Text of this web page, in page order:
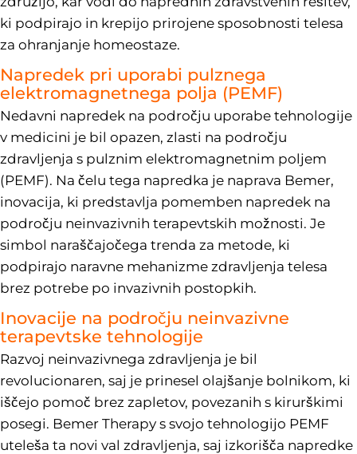
ki podpirajo in krepijo prirojene sposobnosti telesa
za ohranjanje homeostaze.
Napredek pri uporabi pulznega
elektromagnetnega polja (PEMF)
Nedavni napredek na področju uporabe tehnologije
v medicini je bil opazen, zlasti na področju
zdravljenja s pulznim elektromagnetnim poljem
(PEMF). Na čelu tega napredka je naprava Bemer,
inovacija, ki predstavlja pomemben napredek na
področju neinvazivnih terapevtskih možnosti. Je
simbol naraščajočega trenda za metode, ki
podpirajo naravne mehanizme zdravljenja telesa
brez potrebe po invazivnih postopkih.
Inovacije na področju neinvazivne
terapevtske tehnologije
Razvoj neinvazivnega zdravljenja je bil
revolucionaren, saj je prinesel olajšanje bolnikom, ki
iščejo pomoč brez zapletov, povezanih s kirurškimi
posegi. Bemer Therapy s svojo tehnologijo PEMF
uteleša ta novi val zdravljenja, saj izkorišča napredke